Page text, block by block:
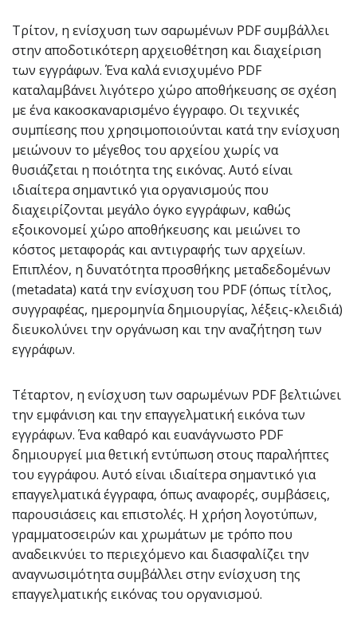
Τρίτον, η ενίσχυση των σαρωμένων PDF συμβάλλει
στην αποδοτικότερη αρχειοθέτηση και διαχείριση
των εγγράφων. Ένα καλά ενισχυμένο PDF
καταλαμβάνει λιγότερο χώρο αποθήκευσης σε σχέση
με ένα κακοσκαναρισμένο έγγραφο. Οι τεχνικές
συμπίεσης που χρησιμοποιούνται κατά την ενίσχυση
μειώνουν το μέγεθος του αρχείου χωρίς να
θυσιάζεται η ποιότητα της εικόνας. Αυτό είναι
ιδιαίτερα σημαντικό για οργανισμούς που
διαχειρίζονται μεγάλο όγκο εγγράφων, καθώς
εξοικονομεί χώρο αποθήκευσης και μειώνει το
κόστος μεταφοράς και αντιγραφής των αρχείων.
Επιπλέον, η δυνατότητα προσθήκης μεταδεδομένων
(metadata) κατά την ενίσχυση του PDF (όπως τίτλος,
συγγραφέας, ημερομηνία δημιουργίας, λέξεις-κλειδιά)
διευκολύνει την οργάνωση και την αναζήτηση των
εγγράφων.
Τέταρτον, η ενίσχυση των σαρωμένων PDF βελτιώνει
την εμφάνιση και την επαγγελματική εικόνα των
εγγράφων. Ένα καθαρό και ευανάγνωστο PDF
δημιουργεί μια θετική εντύπωση στους παραλήπτες
του εγγράφου. Αυτό είναι ιδιαίτερα σημαντικό για
επαγγελματικά έγγραφα, όπως αναφορές, συμβάσεις,
παρουσιάσεις και επιστολές. Η χρήση λογοτύπων,
γραμματοσειρών και χρωμάτων με τρόπο που
αναδεικνύει το περιεχόμενο και διασφαλίζει την
αναγνωσιμότητα συμβάλλει στην ενίσχυση της
επαγγελματικής εικόνας του οργανισμού.